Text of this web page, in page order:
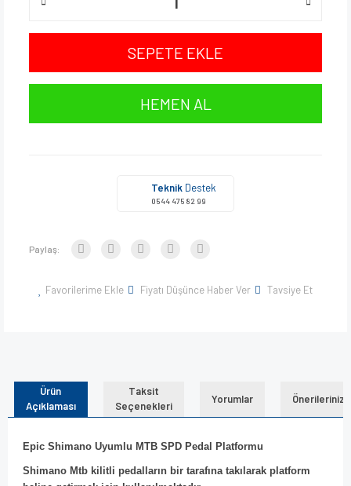
SEPETE EKLE
HEMEN AL
Teknik Destek
0544 475 82 99
Paylaş:
Favorilerime Ekle Fiyatı Düşünce Haber Ver Tavsiye Et
Ürün
Açıklaması
Taksit
Seçenekleri
Yorumlar Önerileriniz
Epic Shimano Uyumlu MTB SPD Pedal Platformu
Shimano Mtb kilitli pedalların bir tarafına takılarak platform